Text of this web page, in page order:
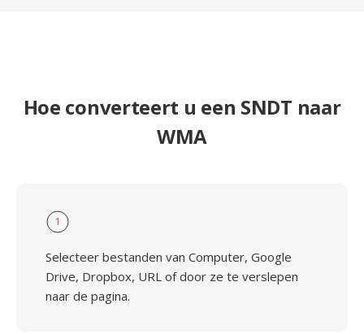
Hoe converteert u een SNDT naar
WMA
1
Selecteer bestanden van Computer, Google
Drive, Dropbox, URL of door ze te verslepen
naar de pagina.